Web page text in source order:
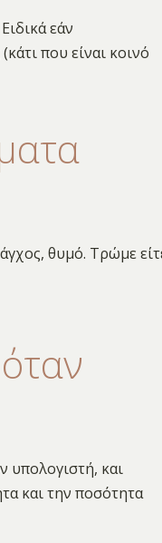
εάν
που είναι κοινό
θυμό. Τρώμε
υπολογιστή, και
και την ποσότητα